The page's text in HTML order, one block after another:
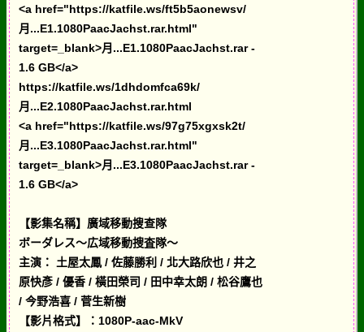
<a href="https://katfile.ws/ft5b5aonewsv/
月...E1.1080PaacJachst.rar.html"
target=_blank>月...E1.1080PaacJachst.rar -
1.6 GB</a>
https://katfile.ws/1dhdomfca69k/
月...E2.1080PaacJachst.rar.html
<a href="https://katfile.ws/97g75xgxsk2t/
月...E3.1080PaacJachst.rar.html"
target=_blank>月...E3.1080PaacJachst.rar -
1.6 GB</a>
【影集名稱】廣域移動搜查隊
ボーダレス～広域移動捜査隊～
主演： 土屋太鳳 / 佐藤勝利 / 北大路欣也 / 井之
原快彥 / 優香 / 橫田榮司 / 田中幸太朗 / 松谷鷹也
/ 今野浩喜 / 菅生新樹
【影片格式】：1080P-aac-MkV